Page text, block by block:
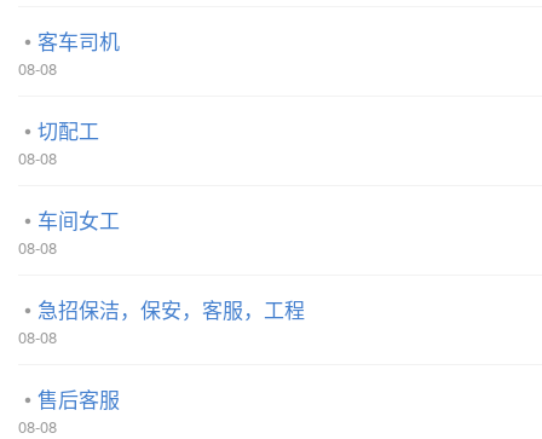
客车司机
08-08
切配工
08-08
车间女工
08-08
急招保洁，保安，客服，工程
08-08
售后客服
08-08